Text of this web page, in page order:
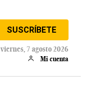
SUSCRÍBETE
viernes, 7 agosto 2026
Mi cuenta